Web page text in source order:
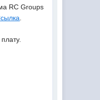
RC Groups